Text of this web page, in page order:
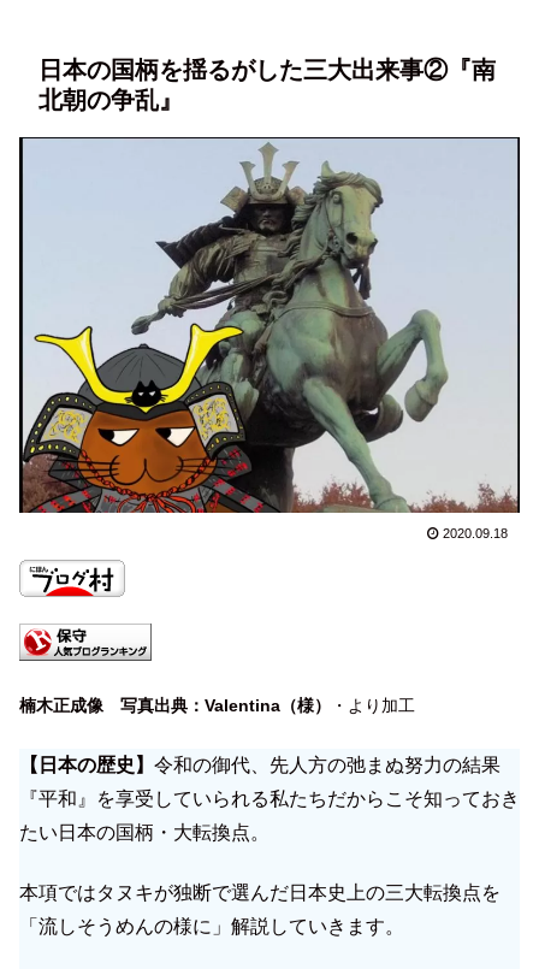
日本の国柄を揺るがした三大出来事②『南
北朝の争乱』
2020.09.18
楠木正成像 写真出典：Valentina（様） ・ より加工
【日本の歴史】 令和の御代、先人方の弛まぬ努力の結果
『平和』を享受していられる私たちだからこそ知っておき
たい日本の国柄・大転換点。
本項ではタヌキが独断で選んだ日本史上の三大転換点を
「流しそうめんの様に」解説していきます。